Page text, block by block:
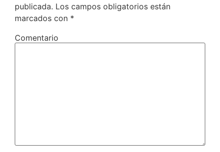
publicada. Los campos obligatorios están
marcados con *
Comentario